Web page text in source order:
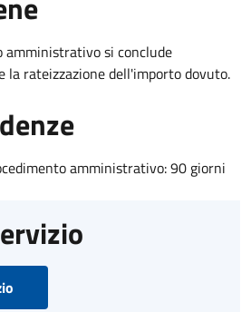
amministrativo si conclude
la rateizzazione dell'importo dovuto.
amministrativo: 90 giorni